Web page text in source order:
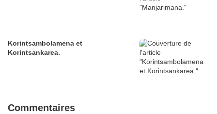
Korintsambolamena et
Korintsankarea.
Commentaires